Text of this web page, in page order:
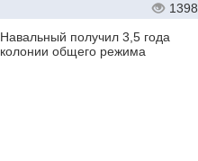
1398
Навальный получил 3,5 года
колонии общего режима